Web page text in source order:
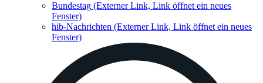
Bundestag (Externer Link, Link öffnet ein neues
Fenster)
hib-Nachrichten (Externer Link, Link öffnet ein neues
Fenster)